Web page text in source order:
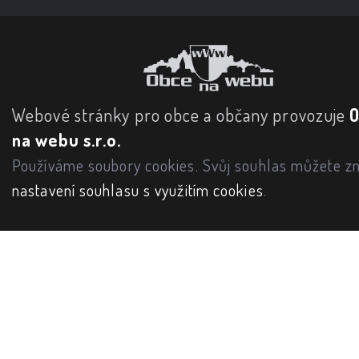
Webové stránky pro obce a občany provozuje
na webu s.r.o.
Používáme soubory cookies. Svůj souhlas můžete
nastavení souhlasu s využitím cookies.